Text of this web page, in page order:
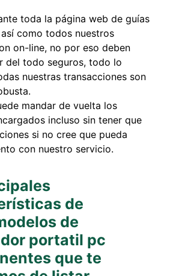
toda la página web de guías
como todos nuestros
on-line, no por eso deben
del todo seguros, todo lo
nuestras transacciones son
mandar de vuelta los
incluso sin tener que
si no cree que pueda
con nuestro servicio.
de
de
portatil pc
que te